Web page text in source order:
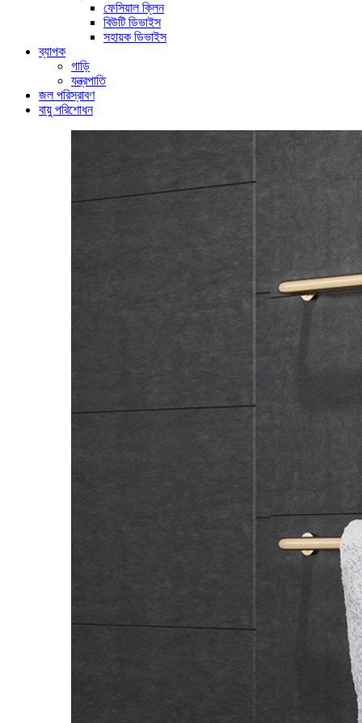
ফেসিয়াল ক্লিন
বিউটি ডিভাইস
সহায়ক ডিভাইস
ব্যাপক
গাড়ি
যন্ত্রপাতি
জল পরিস্রাবণ
বায়ু পরিশোধন